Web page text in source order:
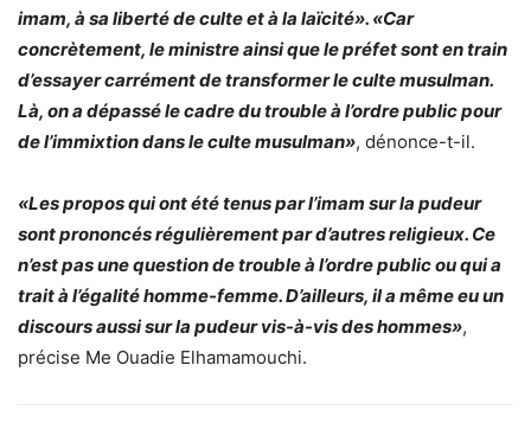
imam, à sa liberté de culte et à la laïcité». «Car
concrètement, le ministre ainsi que le préfet sont en train
d’essayer carrément de transformer le culte musulman.
Là, on a dépassé le cadre du trouble à l’ordre public pour
de l’immixtion dans le culte musulman», dénonce-t-il.
«Les propos qui ont été tenus par l’imam sur la pudeur
sont prononcés régulièrement par d’autres religieux. Ce
n’est pas une question de trouble à l’ordre public ou qui a
trait à l’égalité homme-femme. D’ailleurs, il a même eu un
discours aussi sur la pudeur vis-à-vis des hommes»,
précise Me Ouadie Elhamamouchi.